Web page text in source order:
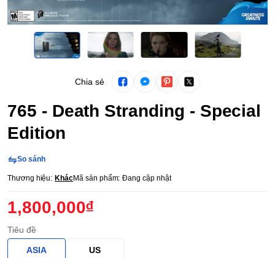
Chia sẻ
765 - Death Stranding - Special
Edition
So sánh
Thương hiệu: KhácMã sản phẩm: Đang cập nhật
1,800,000₫
Tiêu đề
ASIA US